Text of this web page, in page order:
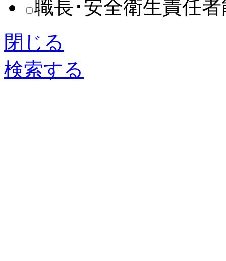
職長･安全衛生責任
閉じる
検索する